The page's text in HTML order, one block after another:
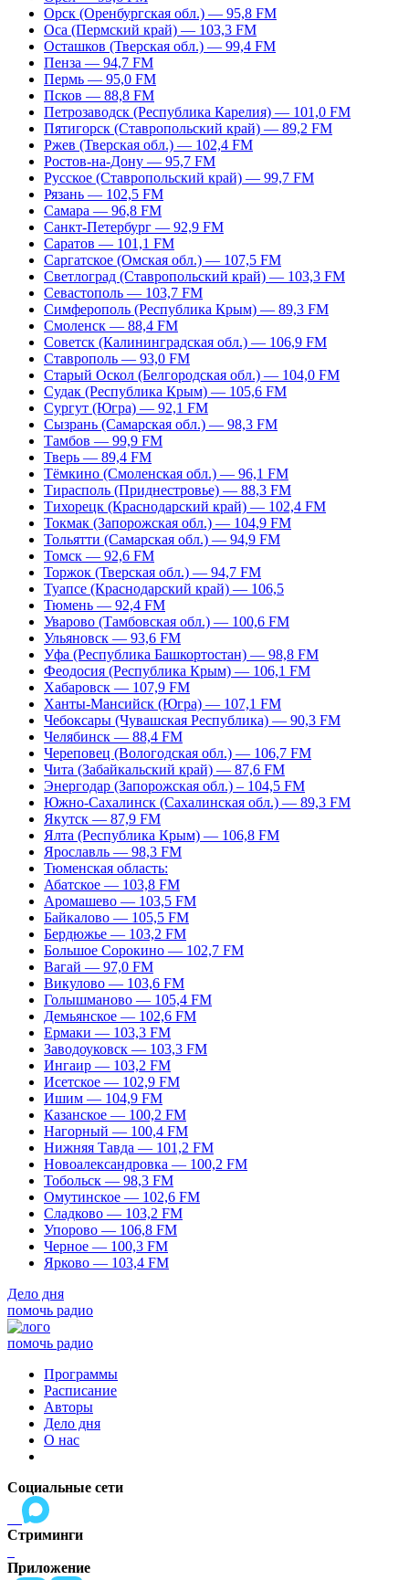
Орск (Оренбургская обл.) — 95,8 FM
Оса (Пермский край) — 103,3 FM
Осташков (Тверская обл.) — 99,4 FM
Пенза — 94,7 FM
Пермь — 95,0 FM
Псков — 88,8 FM
Петрозаводск (Республика Карелия) — 101,0 FM
Пятигорск (Ставропольский край) — 89,2 FM
Ржев (Тверская обл.) — 102,4 FM
Ростов-на-Дону — 95,7 FM
Русское (Ставропольский край) — 99,7 FM
Рязань — 102,5 FM
Самара — 96,8 FM
Санкт-Петербург — 92,9 FM
Саратов — 101,1 FM
Саргатское (Омская обл.) — 107,5 FM
Светлоград (Ставропольский край) — 103,3 FM
Севастополь — 103,7 FM
Симферополь (Республика Крым) — 89,3 FM
Смоленск — 88,4 FM
Советск (Калининградская обл.) — 106,9 FM
Ставрополь — 93,0 FM
Старый Оскол (Белгородская обл.) — 104,0 FM
Судак (Республика Крым) — 105,6 FM
Сургут (Югра) — 92,1 FM
Сызрань (Самарская обл.) — 98,3 FM
Тамбов — 99,9 FM
Тверь — 89,4 FM
Тёмкино (Смоленская обл.) — 96,1 FM
Тирасполь (Приднестровье) — 88,3 FM
Тихорецк (Краснодарский край) — 102,4 FM
Токмак (Запорожская обл.) — 104,9 FM
Тольятти (Самарская обл.) — 94,9 FM
Томск — 92,6 FM
Торжок (Тверская обл.) — 94,7 FM
Туапсе (Краснодарский край) — 106,5
Тюмень — 92,4 FM
Уварово (Тамбовская обл.) — 100,6 FM
Ульяновск — 93,6 FM
Уфа (Республика Башкортостан) — 98,8 FM
Феодосия (Республика Крым) — 106,1 FM
Хабаровск — 107,9 FM
Ханты-Мансийск (Югра) — 107,1 FM
Чебоксары (Чувашская Республика) — 90,3 FM
Челябинск — 88,4 FM
Череповец (Вологодская обл.) — 106,7 FM
Чита (Забайкальский край) — 87,6 FM
Энергодар (Запорожская обл.) – 104,5 FM
Южно-Сахалинск (Сахалинская обл.) — 89,3 FM
Якутск — 87,9 FM
Ялта (Республика Крым) — 106,8 FM
Ярославль — 98,3 FM
Тюменская область:
Абатское — 103,8 FM
Аромашево — 103,5 FM
Байкалово — 105,5 FM
Бердюжье — 103,2 FM
Большое Сорокино — 102,7 FM
Вагай — 97,0 FM
Викулово — 103,6 FM
Голышманово — 105,4 FM
Демьянское — 102,6 FM
Ермаки — 103,3 FM
Заводоуковск — 103,3 FM
Ингаир — 103,2 FM
Исетское — 102,9 FM
Ишим — 104,9 FM
Казанское — 100,2 FM
Нагорный — 100,4 FM
Нижняя Тавда — 101,2 FM
Новоалександровка — 100,2 FM
Тобольск — 98,3 FM
Омутинское — 102,6 FM
Сладково — 103,2 FM
Упорово — 106,8 FM
Черное — 100,3 FM
Ярково — 103,4 FM
Дело дня
помочь радио
помочь радио
Программы
Расписание
Авторы
Дело дня
О нас
Социальные сети
Стриминги
Приложение